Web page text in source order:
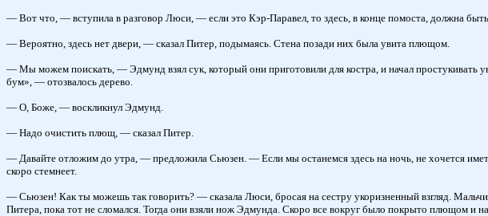
— Вот что, — вступила в разговор Люси, — если это Кэр-Паравел, то здесь, в конце помоста, должна
— Вероятно, здесь нет двери, — сказал Питер, подымаясь. Стена позади них была увита плющом.
— Мы можем поискать, — Эдмунд взял сук, который они приготовили для костра, и начал простукивать
бум», — отозвалось дерево.
— О, Боже, — воскликнул Эдмунд.
— Надо очистить плющ, — сказал Питер.
— Давайте отложим до утра, — предложила Сьюзен. — Если мы останемся здесь на ночь, не хочется
скоро стемнеет.
— Сьюзен! Как ты можешь так говорить? — сказала Люси, бросая на сестру укоризненный взгляд.
Питера, пока тот не сломался. Тогда они взяли нож Эдмунда. Скоро все вокруг было покрыто плющом и